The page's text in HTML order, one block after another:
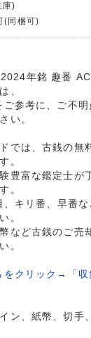
庫)
(同梱可)
年銘 趣番
、
参考に、ご不
い。
では、古銭の無
。
豊富な鑑定士が
。
キリ番、早番
。
など古銭のご売
。
をクリック→「
ン、紙幣、切手